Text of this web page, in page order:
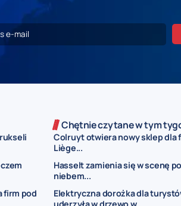
firm pod
Chętnie czytane w tym
Colruyt otwiera nowy sklep dla
Liège...
Hasselt zamienia się w scenę
niebem...
Elektryczna dorożka dla